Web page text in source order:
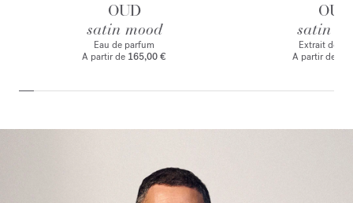
OUD
satin mood
Eau de parfum
A partir de 165,00 €
OUD
satin
Extrait de
A partir de